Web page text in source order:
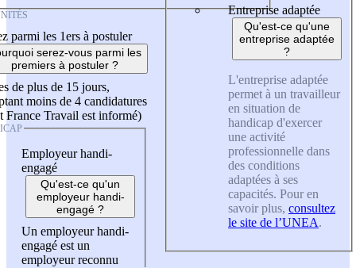
parmi les 1ers à postuler
serez-vous parmi les
premiers à postuler ?
de plus de 15 jours,
moins de 4 candidatures
France Travail est informé)
Employeur handi-
engagé
Qu'est-ce qu'un
employeur handi-
engagé ?
Un employeur handi-
engagé est un
employeur reconnu
Entreprise adaptée
Qu'est-ce qu'une
entreprise adaptée
?
L'entreprise adaptée
permet à un travailleur
en situation de
handicap d'exercer
une activité
professionnelle dans
des conditions
adaptées à ses
capacités. Pour en
savoir plus, consultez
le site de l’UNEA.